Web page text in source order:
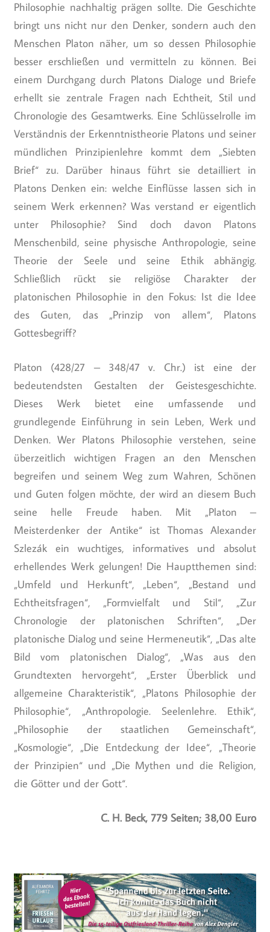
Philosophie nachhaltig prägen sollte. Die Geschichte
bringt uns nicht nur den Denker, sondern auch den
Menschen Platon näher, um so dessen Philosophie
besser erschließen und vermitteln zu können. Bei
einem Durchgang durch Platons Dialoge und Briefe
erhellt sie zentrale Fragen nach Echtheit, Stil und
Chronologie des Gesamtwerks. Eine Schlüsselrolle im
Verständnis der Erkenntnistheorie Platons und seiner
mündlichen Prinzipienlehre kommt dem „Siebten
Brief“ zu. Darüber hinaus führt sie detailliert in
Platons Denken ein: welche Einflüsse lassen sich in
seinem Werk erkennen? Was verstand er eigentlich
unter Philosophie? Sind doch davon Platons
Menschenbild, seine physische Anthropologie, seine
Theorie der Seele und seine Ethik abhängig.
Schließlich rückt sie religiöse Charakter der
platonischen Philosophie in den Fokus: Ist die Idee
des Guten, das „Prinzip von allem“, Platons
Gottesbegriff?
Platon (428/27 – 348/47 v. Chr.) ist eine der
bedeutendsten Gestalten der Geistesgeschichte.
Dieses Werk bietet eine umfassende und
grundlegende Einführung in sein Leben, Werk und
Denken. Wer Platons Philosophie verstehen, seine
überzeitlich wichtigen Fragen an den Menschen
begreifen und seinem Weg zum Wahren, Schönen
und Guten folgen möchte, der wird an diesem Buch
seine helle Freude haben. Mit „Platon –
Meisterdenker der Antike“ ist Thomas Alexander
Szlezák ein wuchtiges, informatives und absolut
erhellendes Werk gelungen! Die Hauptthemen sind:
„Umfeld und Herkunft“, „Leben“, „Bestand und
Echtheitsfragen“, „Formvielfalt und Stil“, „Zur
Chronologie der platonischen Schriften“, „Der
platonische Dialog und seine Hermeneutik“, „Das alte
Bild vom platonischen Dialog“, „Was aus den
Grundtexten hervorgeht“, „Erster Überblick und
allgemeine Charakteristik“, „Platons Philosophie der
Philosophie“, „Anthropologie. Seelenlehre. Ethik“,
„Philosophie der staatlichen Gemeinschaft“,
„Kosmologie“, „Die Entdeckung der Idee“, „Theorie
der Prinzipien“ und „Die Mythen und die Religion,
die Götter und der Gott“.
C. H. Beck, 779 Seiten; 38,00 Euro